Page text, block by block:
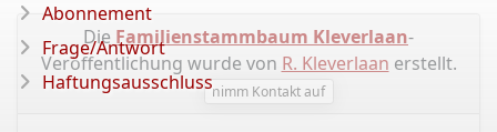
Die Familienstammbaum Kleverlaan-
Veröffentlichung wurde von R. Kleverlaan erstellt.
nimm Kontakt auf
Abonnement
Frage/Antwort
Haftungsausschluss